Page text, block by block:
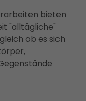
bieten
"alltägliche"
ob es sich